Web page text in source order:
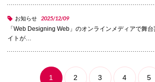
お知らせ 2025/12/09
「Web Designing Web」のオンラインメディアで舞
イトが…
1 2 3 4 5